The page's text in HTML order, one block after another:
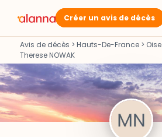
Créer un avis de décès
Avis de décès > Hauts-De-France > Oise
Therese NOWAK